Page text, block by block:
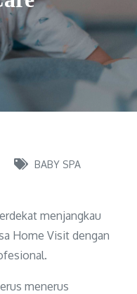
BABY SPA
menjangkau
Home Visit dengan
menerus